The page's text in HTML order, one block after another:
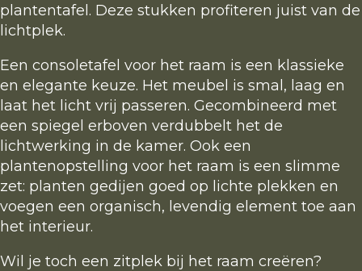
plantentafel. Deze stukken profiteren juist van de
lichtplek.
Een consoletafel voor het raam is een klassieke
en elegante keuze. Het meubel is smal, laag en
laat het licht vrij passeren. Gecombineerd met
een spiegel erboven verdubbelt het de
lichtwerking in de kamer. Ook een
plantenopstelling voor het raam is een slimme
zet: planten gedijen goed op lichte plekken en
voegen een organisch, levendig element toe aan
het interieur.
Wil je toch een zitplek bij het raam creëren?